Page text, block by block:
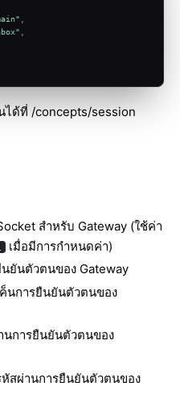
ได้ที่ /concepts/session
สำหรับ Gateway (ใช้ค่า
เมื่อมีการกำหนดค่า)
นยันตัวตนของ Gateway
นการยืนยันตัวตนของ
นการยืนยันตัวตนของ
หัสผ่านการยืนยันตัวตนของ